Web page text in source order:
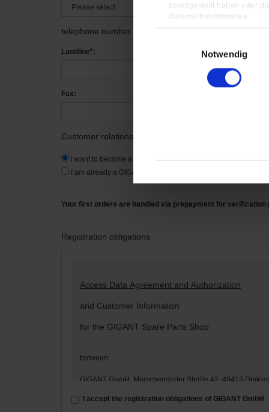
bereitgestellt haben oder
Datenschutzhinweise
Impressum
Notwendig
telephone number
Landline*:
Fax:
Customer relationship
I want to become a new customer.
I am already a GIGANT-customer.
Your first orders are handled via prepayment for verification
Registration obligations
Access Data Agreement and Authorization
and Customer Information
for the GIGANT Spare Parts Shop
between
GIGANT GmbH, Märschendorfer Straße 42, 49413
I accept the registration obligations of GIGANT GmbH